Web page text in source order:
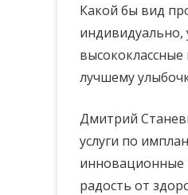
Какой бы вид
индивидуально,
лучшему
Дмитрий
услуги по
инновационные
радость от